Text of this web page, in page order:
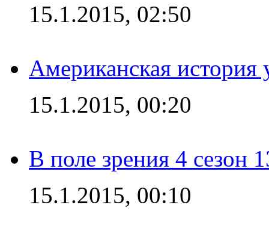
15.1.2015, 02:50
Американская история
15.1.2015, 00:20
В поле зрения 4 сезон
15.1.2015, 00:10